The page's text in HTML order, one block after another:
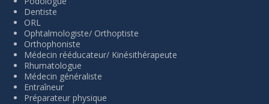
Dentiste
ORL
Ophtalmologiste/ Orthoptiste
Orthophoniste
Médecin rééducateur/ Kinésithérapeute
Rhumatologue
Médecin généraliste
Entraîneur
Préparateur physique